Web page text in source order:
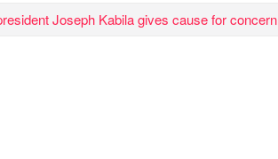
Joseph Kabila gives cause for concern